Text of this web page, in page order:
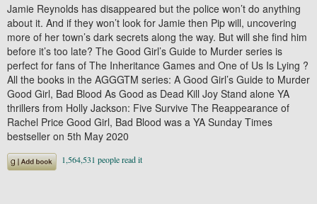
Jamie Reynolds has disappeared but the police won’t do anything
about it. And if they won’t look for Jamie then Pip will, uncovering
more of her town’s dark secrets along the way. But will she find him
before it’s too late? The Good Girl’s Guide to Murder series is
perfect for fans of The Inheritance Games and One of Us Is Lying ?
All the books in the AGGGTM series: A Good Girl’s Guide to Murder
Good Girl, Bad Blood As Good as Dead Kill Joy Stand alone YA
thrillers from Holly Jackson: Five Survive The Reappearance of
Rachel Price Good Girl, Bad Blood was a YA Sunday Times
bestseller on 5th May 2020